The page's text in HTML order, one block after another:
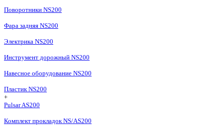
Поворотники NS200
Фара задняя NS200
Электрика NS200
Инструмент дорожный NS200
Навесное оборудование NS200
Пластик NS200
+
Pulsar AS200
Комплект прокладок NS/AS200